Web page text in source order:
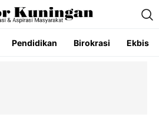
Pendidikan Birokrasi Ekbis